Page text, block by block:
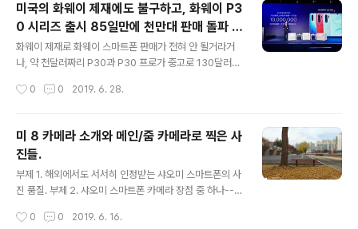
샤오미의 미위(안드로이드 운영체제로 Miui이며, 미유아
이로 읽어야 정확할 것이다.)는 앱서랍이 없어서 아이폰의 i
OS 같다는 비난을 가장 많이 받아왔다. 미위의 기본 런쳐
는 홈스크린이 있고, 거기에 앱이 설치된다--아래에 보이
볼 수 있다. 왜냐하면, 앱서랍이 없기 때문이다. 기존(??) 안
미국의 화웨이 제재에도 불구하고, 화웨이 P3
0 시리즈 출시 85일만에 천만대 판매 돌파 등
등의 소식.
화웨이 제재로 화웨이 스마트폰 판매가 전혀 안 될거라거
나, 약 천달러짜리 P30과 P30 프로가 중고로 130달러라
다. 그리고 근거 없는 예측 또는 예상 기사를 열심히 퍼다
건가라는 생각이 들었다. 해외 스마트폰 관련 사이트에서
는 해당 기사가 핫 토픽으로 올라오는 걸로 보였다. this s
martphone series has now exceeded global shi
pment of 10 million units in just 85 days. Huawei
Central - Huawei shipped over 10 million units o
0 0 2019. 6. 28.
미 8 카메라 소개와 메인/줌 카메라로 찍은 사
진들.
부제 1. 해외에서도 서서히 인정받는 샤오미 스마트폰의 사
진 품질. 부제 2. 샤오미 스마트폰 카메라 장점 중 하나--아
레스로 주문한 샤오미 미 8 구매 후기와 간단한 사용기. @
0 0 2019. 6. 16.